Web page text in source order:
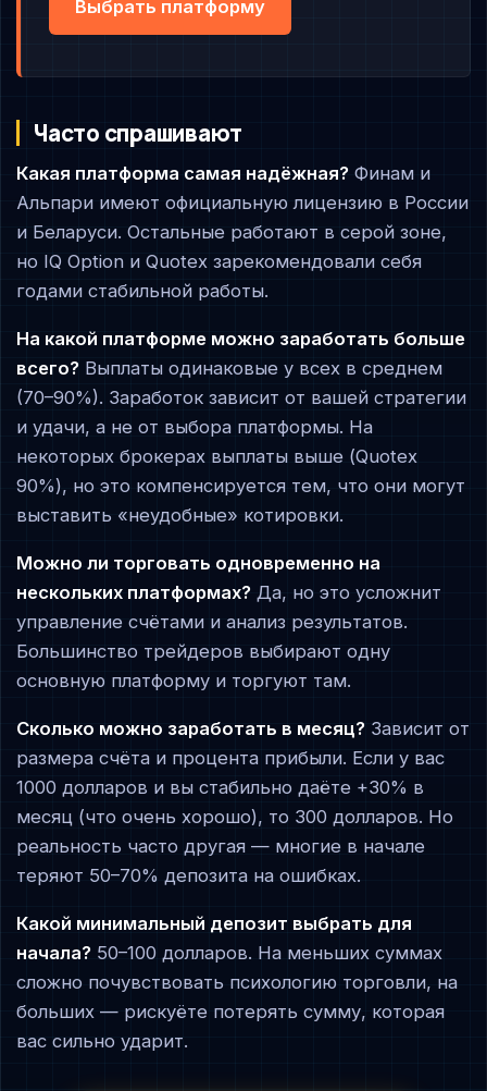
Выбрать платформу
Часто спрашивают
Какая платформа самая надёжная? Финам и
Альпари имеют официальную лицензию в России
и Беларуси. Остальные работают в серой зоне,
но IQ Option и Quotex зарекомендовали себя
годами стабильной работы.
На какой платформе можно заработать больше
всего? Выплаты одинаковые у всех в среднем
(70–90%). Заработок зависит от вашей стратегии
и удачи, а не от выбора платформы. На
некоторых брокерах выплаты выше (Quotex
90%), но это компенсируется тем, что они могут
выставить «неудобные» котировки.
Можно ли торговать одновременно на
нескольких платформах? Да, но это усложнит
управление счётами и анализ результатов.
Большинство трейдеров выбирают одну
основную платформу и торгуют там.
Сколько можно заработать в месяц? Зависит от
размера счёта и процента прибыли. Если у вас
1000 долларов и вы стабильно даёте +30% в
месяц (что очень хорошо), то 300 долларов. Но
реальность часто другая — многие в начале
теряют 50–70% депозита на ошибках.
Какой минимальный депозит выбрать для
начала? 50–100 долларов. На меньших суммах
сложно почувствовать психологию торговли, на
больших — рискуёте потерять сумму, которая
вас сильно ударит.